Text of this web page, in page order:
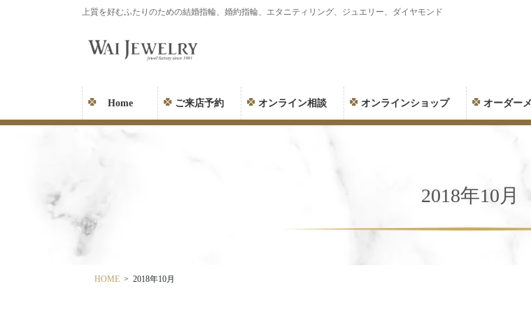
動
に
上質を好むふたりのための結婚指輪、婚約指輪、エタニティリング、ジュエリー、ダイヤモンド
Home ご来店予約 オンライン相談 オンラインショップ オーダー
2018年10月
HOME 2018年10月